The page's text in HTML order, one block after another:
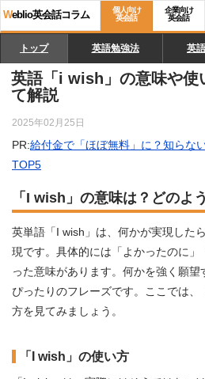
Weblio英会話コラム
個人向け
英会話
企業向け
英会話
トップ 英語勉強法 英
英語「i wish」の意味や使
て解説
2025年02月25日
PR:給付金で「ほぼ無料」に？知らな
TOP5
「I wish」の意味は？どのよ
英単語「I wish」は、何かが実現した
現です。具体的には「よかったのに
った意味があります。何かを強く願
ぴったりのフレーズです。ここでは
方を見てみましょう。
「I wish」の使い方